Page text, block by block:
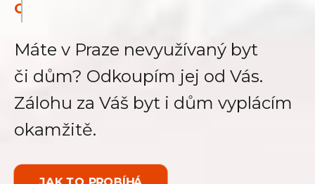
Chaty
Máte v Praze nevyužívaný byt
či dům? Odkoupím jej od Vás.
Zálohu za Váš byt i dům vyplácím
okamžitě.